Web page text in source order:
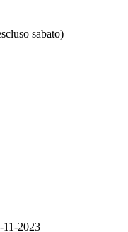
sabato)
11-2023